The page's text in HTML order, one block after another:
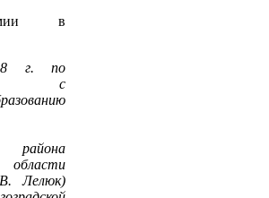
в
г. по
с
района
области
Лелюк)